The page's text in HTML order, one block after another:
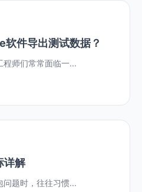
件导出测试数据？
程师们常常面临一...
详解
问题时，往往习惯...